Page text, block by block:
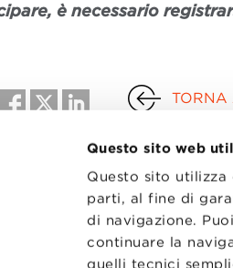
Questo sito web
Questo sito
parti, al fine di
di navigazione.
continuare la
quelli tecnici
è necessario
TORNA